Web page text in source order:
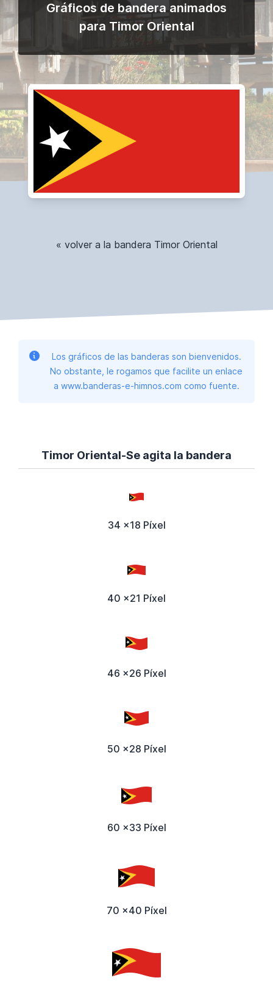
Gráficos de bandera animados
para Timor Oriental
« volver a la bandera Timor Oriental
Los gráficos de las banderas son bienvenidos.
No obstante, le rogamos que facilite un enlace
a www.banderas-e-himnos.com como fuente.
Timor Oriental-Se agita la bandera
34 x18 Píxel
40 x21 Píxel
46 x26 Píxel
50 x28 Píxel
60 x33 Píxel
70 x40 Píxel